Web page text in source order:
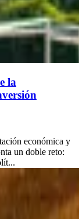
la
económica y
un doble reto: